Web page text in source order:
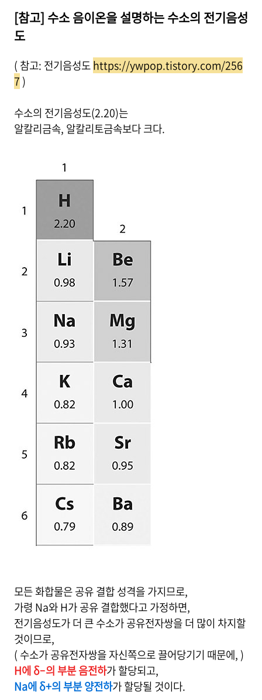
[참고] 수소 음이온을 설명하는 수소의 전기음성
도
( 참고: 전기음성도https://ywpop.tistory.com/256
7 )
수소의 전기음성도(2.20)는
알칼리금속, 알칼리토금속보다 크다.
모든 화합물은 공유 결합 성격을 가지므로,
가령 Na와 H가 공유 결합했다고 가정하면,
전기음성도가 더 큰 수소가 공유전자쌍을 더 많이 차지할
것이므로,
( 수소가 공유전자쌍을 자신쪽으로 끌어당기기 때문에, )
H에 δ–의 부분 음전하가 할당되고,
Na에 δ+의 부분 양전하가 할당될 것이다.